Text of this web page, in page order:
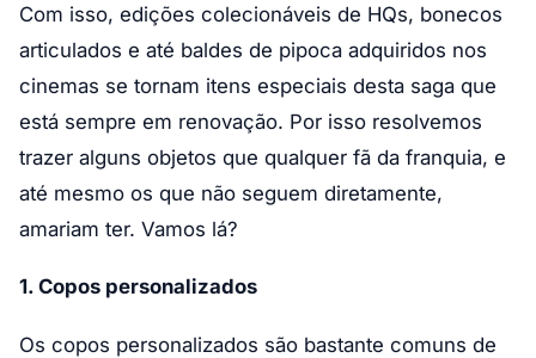
Com isso, edições colecionáveis de HQs, bonecos
articulados e até baldes de pipoca adquiridos nos
cinemas se tornam itens especiais desta saga que
está sempre em renovação. Por isso resolvemos
trazer alguns objetos que qualquer fã da franquia, e
até mesmo os que não seguem diretamente,
amariam ter. Vamos lá?
1. Copos personalizados
Os copos personalizados são bastante comuns de